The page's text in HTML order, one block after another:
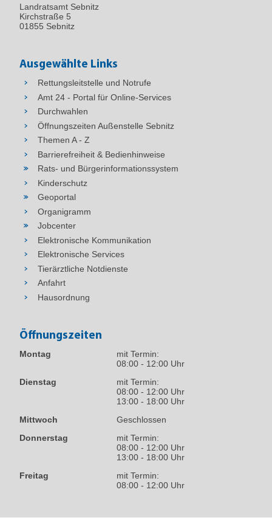
Landratsamt Sebnitz
Kirchstraße 5
01855 Sebnitz
Ausgewählte Links
Rettungsleitstelle und Notrufe
Amt 24 - Portal für Online-Services
Durchwahlen
Öffnungszeiten Außenstelle Sebnitz
Themen A - Z
Barrierefreiheit & Bedienhinweise
Rats- und Bürgerinformationssystem
Kinderschutz
Geoportal
Organigramm
Jobcenter
Elektronische Kommunikation
Elektronische Services
Tierärztliche Notdienste
Anfahrt
Hausordnung
Öffnungszeiten
Montag
mit Termin:
08:00 - 12:00 Uhr
Dienstag
mit Termin:
08:00 - 12:00 Uhr
13:00 - 18:00 Uhr
Mittwoch
Geschlossen
Donnerstag
mit Termin:
08:00 - 12:00 Uhr
13:00 - 18:00 Uhr
Freitag
mit Termin:
08:00 - 12:00 Uhr